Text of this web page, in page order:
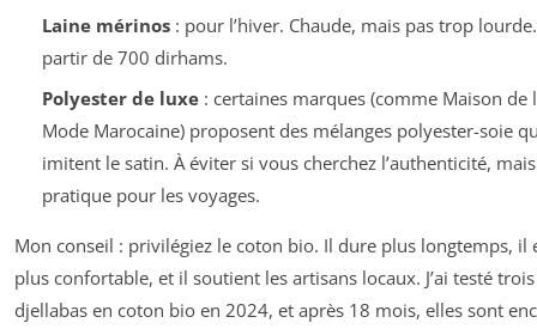
Laine mérinos: pour l’hiver. Chaude, mais pas trop
partir de 700 dirhams.
Polyester de luxe: certaines marques (comme Maison de
Mode Marocaine) proposent des mélanges polyester-soie
imitent le satin. À éviter si vous cherchez l’authenticité, mais
pratique pour les voyages.
Mon conseil : privilégiez le coton bio. Il dure plus longtemps, il
plus confortable, et il soutient les artisans locaux. J’ai testé trois
djellabas en coton bio en 2024, et après 18 mois, elles sont